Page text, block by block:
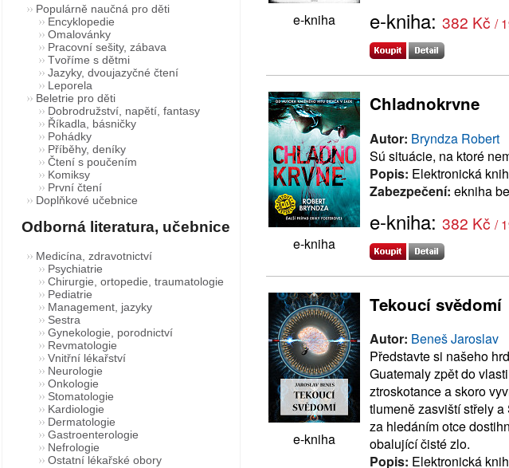
e-kniha e-kniha: 382 Kč /
e-kniha
Chladnokrvne
Autor: Bryndza Robert
Sú situácie, na ktoré
Popis: Elektronická
Zabezpečení: ekniha
e-kniha: 382 Kč /
e-kniha
Tekoucí svědomí
Autor: Beneš Jaroslav
Představte si našeho
Guatemaly zpět do
ztroskotance a skoro
tlumeně zasviští střely
za hledáním otce
obalující čisté zlo.
Popis: Elektronická
Populárně naučná pro děti
Encyklopedie
Omalovánky
Pracovní sešity, zábava
Tvoříme s dětmi
Jazyky, dvoujazyčné čtení
Leporela
Beletrie pro děti
Dobrodružství, napětí, fantasy
Říkadla, básničky
Pohádky
Příběhy, deníky
Čtení s poučením
Komiksy
První čtení
Doplňkové učebnice
Odborná literatura, učebnice
Medicína, zdravotnictví
Psychiatrie
Chirurgie, ortopedie, traumatologie
Pediatrie
Management, jazyky
Sestra
Gynekologie, porodnictví
Revmatologie
Vnitřní lékařství
Neurologie
Onkologie
Stomatologie
Kardiologie
Dermatologie
Gastroenterologie
Nefrologie
Ostatní lékařské obory